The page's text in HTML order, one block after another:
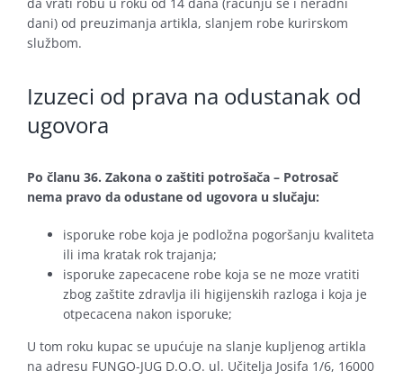
dani) od preuzimanja artikla, slanjem robe kurirskom
službom.
Izuzeci od prava na odustanak od
ugovora
Po članu 36. Zakona o zaštiti potrošača – Potrosač
nema pravo da odustane od ugovora u slučaju:
isporuke robe koja je podložna pogoršanju kvaliteta
ili ima kratak rok trajanja;
isporuke zapecacene robe koja se ne moze vratiti
zbog zaštite zdravlja ili higijenskih razloga i koja je
otpecacena nakon isporuke;
U tom roku kupac se upućuje na slanje kupljenog artikla
na adresu FUNGO-JUG D.O.O. ul. Učitelja Josifa 1/6, 16000